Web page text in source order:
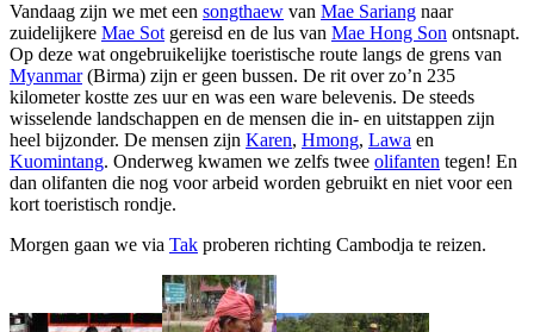
Vandaag zijn we met een songthaew van Mae Sariang naar
zuidelijkere Mae Sot gereisd en de lus van Mae Hong Son ontsnapt.
Op deze wat ongebruikelijke toeristische route langs de grens van
Myanmar(Birma) zijn er geen bussen. De rit over zo’n 235
kilometer kostte zes uur en was een ware belevenis. De steeds
wisselende landschappen en de mensen die in- en uitstappen zijn
heel bijzonder. De mensen zijn Karen, Hmong, Lawa en
Kuomintang. Onderweg kwamen we zelfs twee olifanten tegen! En
dan olifanten die nog voor arbeid worden gebruikt en niet voor een
kort toeristisch rondje.
Morgen gaan we via Tak proberen richting Cambodja te reizen.